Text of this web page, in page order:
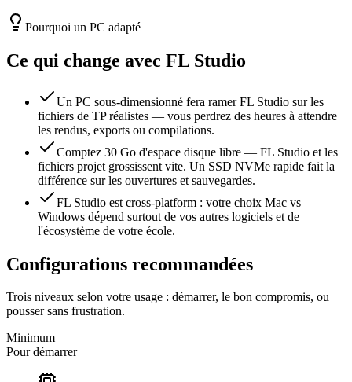
Pourquoi un PC adapté
Ce qui change avec FL Studio
Un PC sous-dimensionné fera ramer FL Studio sur les
fichiers de TP réalistes — vous perdrez des heures à attendre
les rendus, exports ou compilations.
Comptez 30 Go d'espace disque libre — FL Studio et les
fichiers projet grossissent vite. Un SSD NVMe rapide fait la
différence sur les ouvertures et sauvegardes.
FL Studio est cross-platform : votre choix Mac vs
Windows dépend surtout de vos autres logiciels et de
l'écosystème de votre école.
Configurations recommandées
Trois niveaux selon votre usage : démarrer, le bon compromis, ou
pousser sans frustration.
Minimum
Pour démarrer